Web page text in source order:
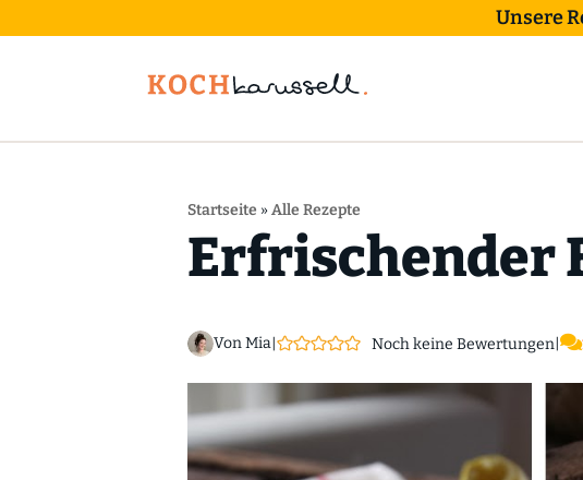
Unsere
Startseite »Alle Rezepte
Erfrischender
Von Mia Noch keine Bewertungen| 